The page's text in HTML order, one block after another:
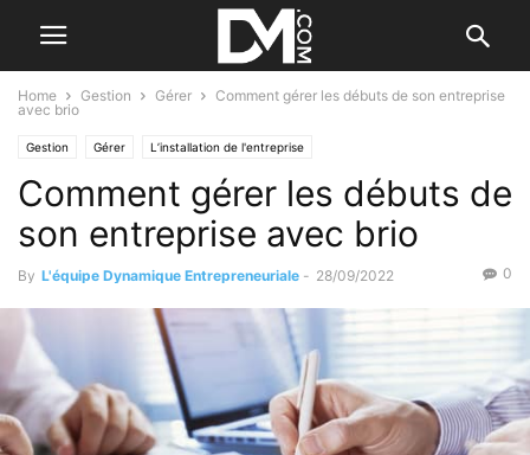
Home Gestion Gérer
Comment gérer les débuts de son entreprise
avec brio
Gestion Gérer L’installation de l'entreprise
Comment gérer les débuts de
son entreprise avec brio
By L'équipe Dynamique Entrepreneuriale - 28/09/2022 0